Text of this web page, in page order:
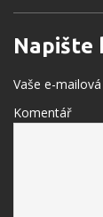
Napište
Vaše e-
Komentář